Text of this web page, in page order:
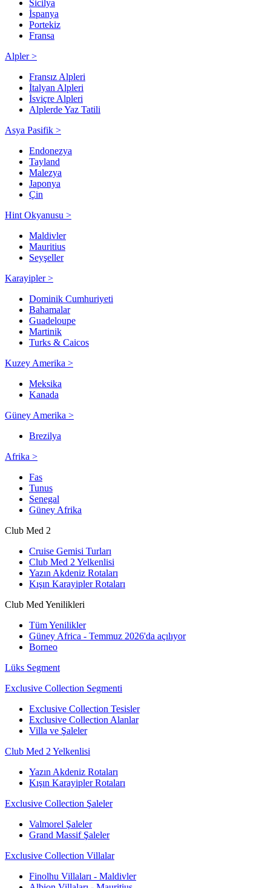
Sicilya
İspanya
Portekiz
Fransa
Alpler >
Fransız Alpleri
İtalyan Alpleri
İsviçre Alpleri
Alplerde Yaz Tatili
Asya Pasifik >
Endonezya
Tayland
Malezya
Japonya
Çin
Hint Okyanusu >
Maldivler
Mauritius
Seyşeller
Karayipler >
Dominik Cumhuriyeti
Bahamalar
Guadeloupe
Martinik
Turks & Caicos
Kuzey Amerika >
Meksika
Kanada
Güney Amerika >
Brezilya
Afrika >
Fas
Tunus
Senegal
Güney Afrika
Club Med 2
Cruise Gemisi Turları
Club Med 2 Yelkenlisi
Yazın Akdeniz Rotaları
Kışın Karayipler Rotaları
Club Med Yenilikleri
Tüm Yenilikler
Güney Africa - Temmuz 2026'da açılıyor
Borneo
Lüks Segment
Exclusive Collection Segmenti
Exclusive Collection Tesisler
Exclusive Collection Alanlar
Villa ve Şaleler
Club Med 2 Yelkenlisi
Yazın Akdeniz Rotaları
Kışın Karayipler Rotaları
Exclusive Collection Şaleler
Valmorel Şaleler
Grand Massif Şaleler
Exclusive Collection Villalar
Finolhu Villaları - Maldivler